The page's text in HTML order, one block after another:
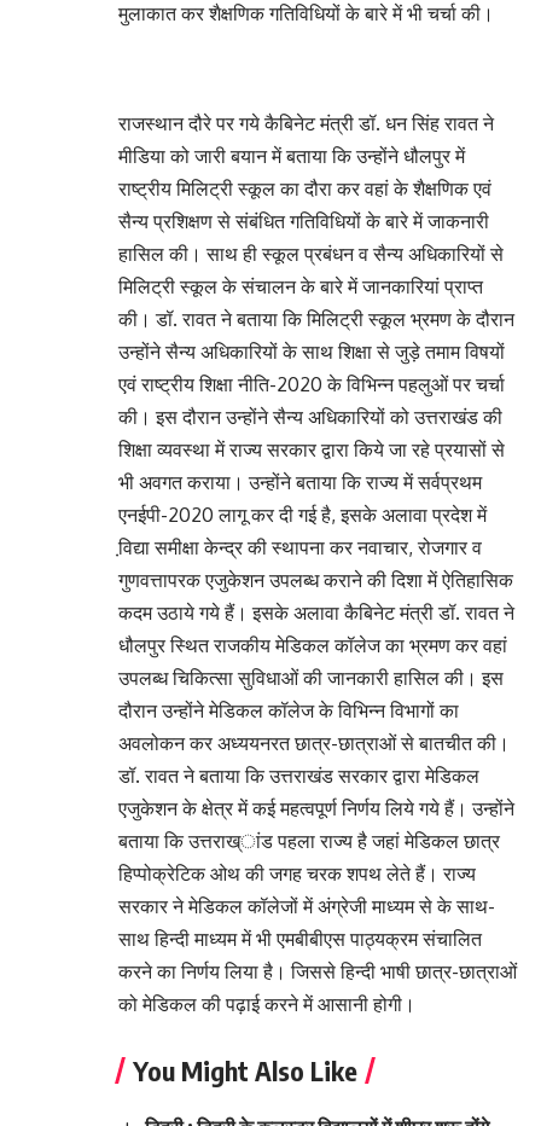
मुलाकात कर शैक्षणिक गतिविधियों के बारे में भी चर्चा की।
राजस्थान दौरे पर गये कैबिनेट मंत्री डॉ. धन सिंह रावत ने
मीडिया को जारी बयान में बताया कि उन्होंने धौलपुर में
राष्ट्रीय मिलिट्री स्कूल का दौरा कर वहां के शैक्षणिक एवं
सैन्य प्रशिक्षण से संबंधित गतिविधियों के बारे में जाकनारी
हासिल की। साथ ही स्कूल प्रबंधन व सैन्य अधिकारियों से
मिलिट्री स्कूल के संचालन के बारे में जानकारियां प्राप्त
की। डॉ. रावत ने बताया कि मिलिट्री स्कूल भ्रमण के दौरान
उन्होंने सैन्य अधिकारियों के साथ शिक्षा से जुड़े तमाम विषयों
एवं राष्ट्रीय शिक्षा नीति-2020 के विभिन्न पहलुओं पर चर्चा
की। इस दौरान उन्होंने सैन्य अधिकारियों को उत्तराखंड की
शिक्षा व्यवस्था में राज्य सरकार द्वारा किये जा रहे प्रयासों से
भी अवगत कराया। उन्होंने बताया कि राज्य में सर्वप्रथम
एनईपी-2020 लागू कर दी गई है, इसके अलावा प्रदेश में
वि़द्या समीक्षा केन्द्र की स्थापना कर नवाचार, रोजगार व
गुणवत्तापरक एजुकेशन उपलब्ध कराने की दिशा में ऐतिहासिक
कदम उठाये गये हैं। इसके अलावा कैबिनेट मंत्री डॉ. रावत ने
धौलपुर स्थित राजकीय मेडिकल कॉलेज का भ्रमण कर वहां
उपलब्ध चिकित्सा सुविधाओं की जानकारी हासिल की। इस
दौरान उन्होंने मेडिकल कॉलेज के विभिन्न विभागों का
अवलोकन कर अध्ययनरत छात्र-छात्राओं से बातचीत की।
डॉ. रावत ने बताया कि उत्तराखंड सरकार द्वारा मेडिकल
एजुकेशन के क्षेत्र में कई महत्वपूर्ण निर्णय लिये गये हैं। उन्होंने
बताया कि उत्तराख्ांड पहला राज्य है जहां मेडिकल छात्र
हिप्पोक्रेटिक ओथ की जगह चरक शपथ लेते हैं। राज्य
सरकार ने मेडिकल कॉलेजों में अंग्रेजी माध्यम से के साथ-
साथ हिन्दी माध्यम में भी एमबीबीएस पाठ्यक्रम संचालित
करने का निर्णय लिया है। जिससे हिन्दी भाषी छात्र-छात्राओं
को मेडिकल की पढ़ाई करने में आसानी होगी।
You Might Also Like